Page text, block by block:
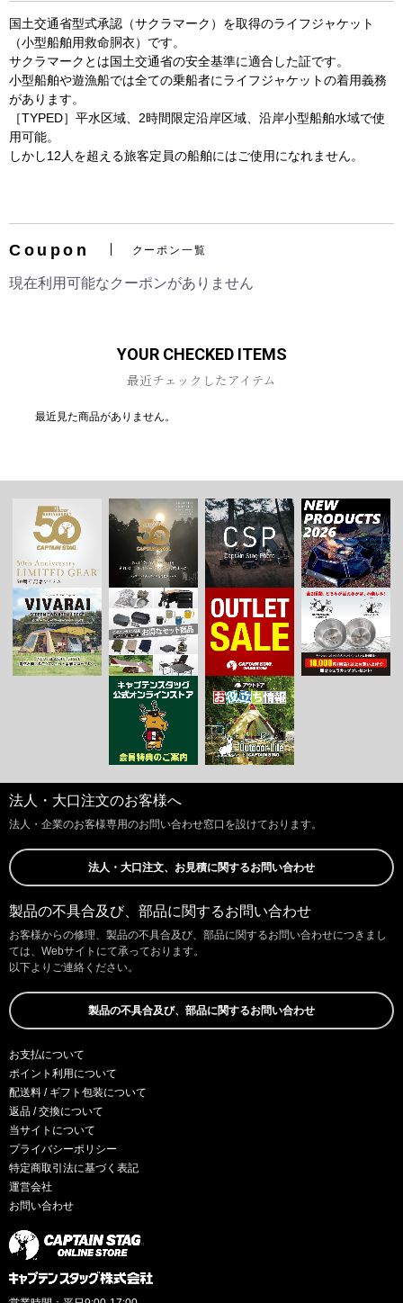
国土交通省型式承認（サクラマーク）を取得のライフジャケット
（小型船舶用救命胴衣）です。
サクラマークとは国土交通省の安全基準に適合した証です。
小型船舶や遊漁船では全ての乗船者にライフジャケットの着用義務
があります。
［TYPED］平水区域、2時間限定沿岸区域、沿岸小型船舶水域で使
用可能。
しかし12人を超える旅客定員の船舶にはご使用になれません。
Coupon クーポン一覧
現在利用可能なクーポンがありません
YOUR CHECKED ITEMS
最近チェックしたアイテム
最近見た商品がありません。
法人・大口注文のお客様へ
法人・企業のお客様専用のお問い合わせ窓口を設けております。
法人・大口注文、お見積に関するお問い合わせ
製品の不具合及び、部品に関するお問い合わせ
お客様からの修理、製品の不具合及び、部品に関するお問い合わせにつきまし
ては、Webサイトにて承っております。
以下よりご連絡ください。
製品の不具合及び、部品に関するお問い合わせ
お支払について
ポイント利用について
配送料 / ギフト包装について
返品 / 交換について
当サイトについて
プライバシーポリシー
特定商取引法に基づく表記
運営会社
お問い合わせ